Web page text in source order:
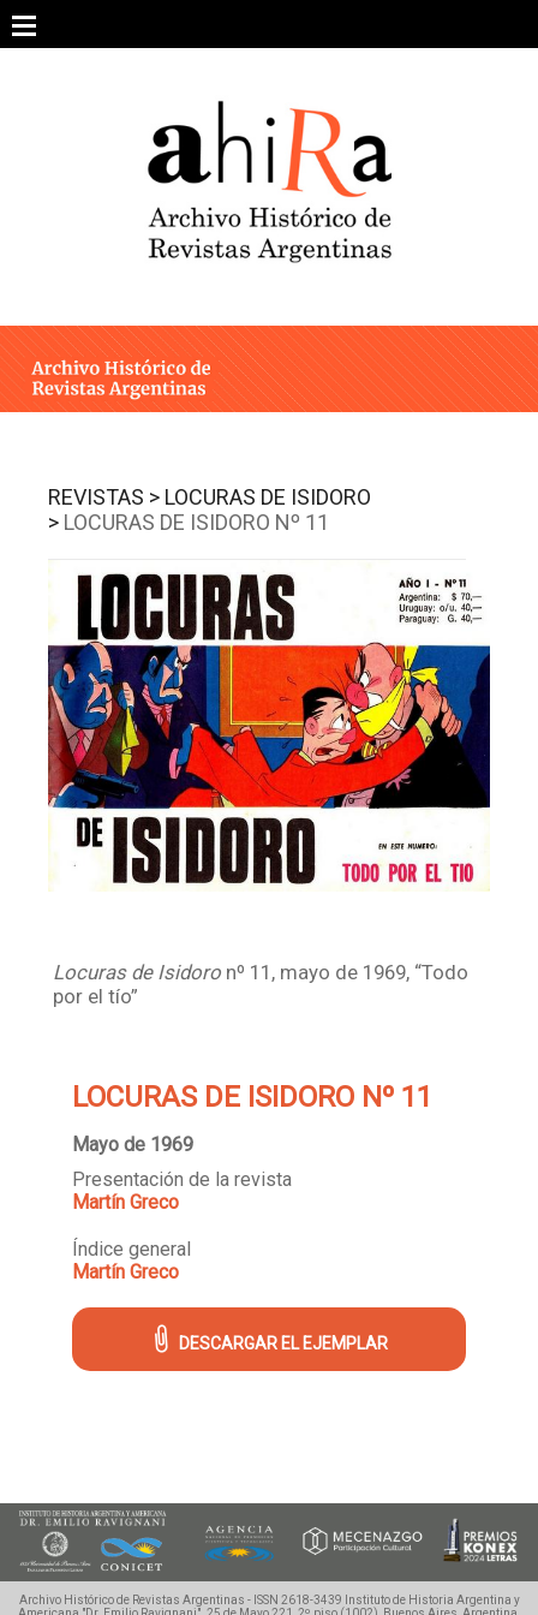
content
ARCHIVO DE REVISTAS
ESTUDIOS CRÍTICOS
INTEGRANTES
CONTACTO
Facebook
Instagram
Twitter
Mail
REVISTAS > LOCURAS DE ISIDORO
> LOCURAS DE ISIDORO Nº 11
Locuras de Isidoro nº 11, mayo de 1969, “Todo
por el tío”
LOCURAS DE ISIDORO Nº 11
Mayo de 1969
Presentación de la revista
Martín Greco
Índice general
Martín Greco
DESCARGAR EL EJEMPLAR
Archivo Histórico de Revistas Argentinas - ISSN 2618-3439
Instituto de Historia Argentina y